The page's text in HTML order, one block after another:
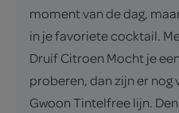
moment van de dag,
in je favoriete cocktail.
Druif Citroen Mocht je
proberen, dan zijn er nog
Gwoon Tintelfree lijn.